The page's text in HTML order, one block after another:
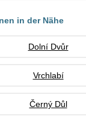
in der Nähe
Dolní Dvůr
Vrchlabí
Černý Důl